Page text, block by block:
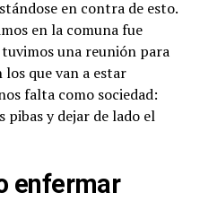
en contra de esto.
en la comuna fue
una reunión para
que van a estar
falta como sociedad:
pibas y dejar de lado el
enfermar